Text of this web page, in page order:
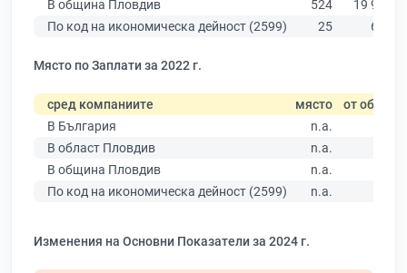
В община Пловдив 524
19 939
По код на икономическа дейност (2599)
25 662
Място по Заплати за 2022 г.
сред компаниите място от общо
В България
n.a.
В област Пловдив
n.a.
В община Пловдив
n.a.
По код на икономическа дейност (2599)
n.a.
Изменения на Основни Показатели за 2024 г.